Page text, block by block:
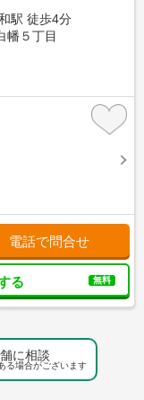
駅 徒歩4分
幡５丁目
電話で問合せ
る 無料
に相談
る場合がございます